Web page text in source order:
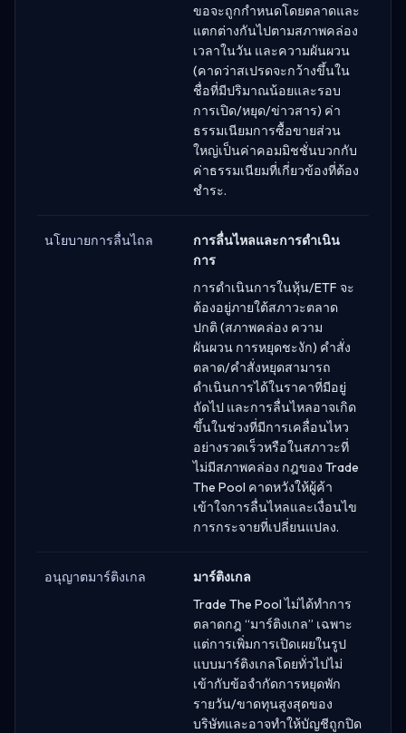
ขอจะถูกกำหนดโดยตลาดและ
แตกต่างกันไปตามสภาพคล่อง
เวลาในวัน และความผันผวน
(คาดว่าสเปรดจะกว้างขึ้นใน
ชื่อที่มีปริมาณน้อยและรอบ
การเปิด/หยุด/ข่าวสาร) ค่า
ธรรมเนียมการซื้อขายส่วน
ใหญ่เป็นค่าคอมมิชชั่นบวกกับ
ค่าธรรมเนียมที่เกี่ยวข้องที่ต้อง
ชำระ.
นโยบายการลื่นไถล
การลื่นไหลและการดำเนิน
การ
การดำเนินการในหุ้น/ETF จะ
ต้องอยู่ภายใต้สภาวะตลาด
ปกติ (สภาพคล่อง ความ
ผันผวน การหยุดชะงัก) คำสั่ง
ตลาด/คำสั่งหยุดสามารถ
ดำเนินการได้ในราคาที่มีอยู่
ถัดไป และการลื่นไหลอาจเกิด
ขึ้นในช่วงที่มีการเคลื่อนไหว
อย่างรวดเร็วหรือในสภาวะที่
ไม่มีสภาพคล่อง กฎของ Trade
The Pool คาดหวังให้ผู้ค้า
เข้าใจการลื่นไหลและเงื่อนไข
การกระจายที่เปลี่ยนแปลง.
อนุญาตมาร์ติงเกล
มาร์ติงเกล
Trade The Pool ไม่ได้ทำการ
ตลาดกฎ “มาร์ติงเกล” เฉพาะ
แต่การเพิ่มการเปิดเผยในรูป
แบบมาร์ติงเกลโดยทั่วไปไม่
เข้ากับข้อจำกัดการหยุดพัก
รายวัน/ขาดทุนสูงสุดของ
บริษัทและอาจทำให้บัญชีถูกปิด